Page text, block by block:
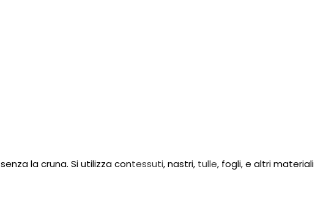
senza la cruna. Si utilizza contessuti, nastri, tulle, fogli, e altri